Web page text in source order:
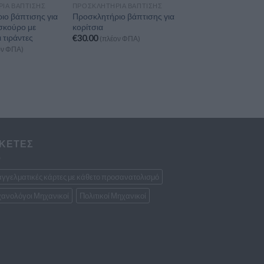
ΒΆΠΤΙΣΗΣ
βάπτισης για
με
ΦΠΑ)
ΠΡΟΣΚΛΗΤΉΡΙΑ ΒΆΠΤΙΣΗΣ
Προσκλητήριο βάπτισης για
κορίτσια
€30.00 (πλέον ΦΠΑ)
κάρτες με κάθετο προσανατολισμό
Μηχανικοί
Πολιτικοί Μηχανικοί